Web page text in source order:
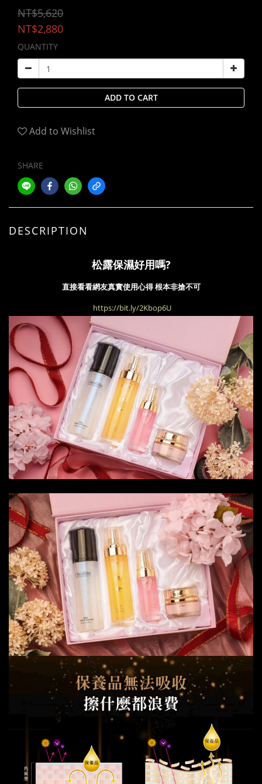
NT$5,620
NT$2,880
QUANTITY
ADD TO CART
Add to Wishlist
SHARE
DESCRIPTION
松露保濕好用嗎?
直接看看網友真實使用心得 根本非搶不可
https://bit.ly/2Kbop6U